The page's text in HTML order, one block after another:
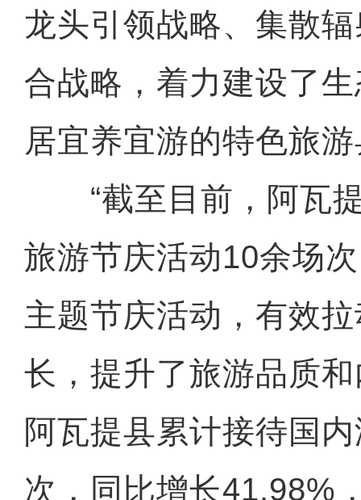
龙头引领战略、集散
合战略，着力建设了
居宜养宜游的特色旅
“截至目前，阿瓦提
旅游节庆活动10余场
主题节庆活动，有效
长，提升了旅游品质
阿瓦提县累计接待国
次，同比增长41.98%